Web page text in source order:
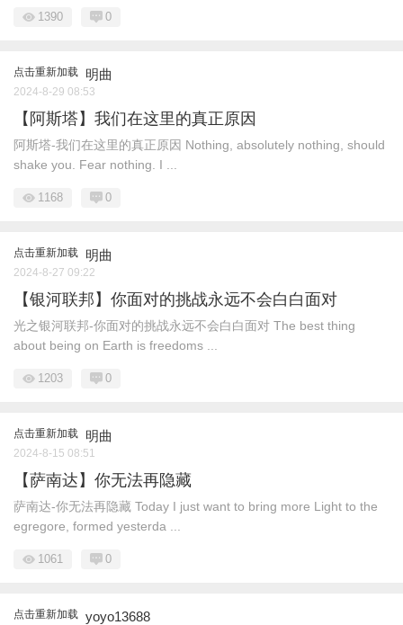
1390 0
点击重新加载 明曲
2024-8-29 08:53
【阿斯塔】我们在这里的真正原因
阿斯塔-我们在这里的真正原因 Nothing, absolutely nothing, should
shake you. Fear nothing. I ...
1168 0
点击重新加载 明曲
2024-8-27 09:22
【银河联邦】你面对的挑战永远不会白白面对
光之银河联邦-你面对的挑战永远不会白白面对 The best thing
about being on Earth is freedoms ...
1203 0
点击重新加载 明曲
2024-8-15 08:51
【萨南达】你无法再隐藏
萨南达-你无法再隐藏 Today I just want to bring more Light to the
egregore, formed yesterda ...
1061 0
点击重新加载 yoyo13688